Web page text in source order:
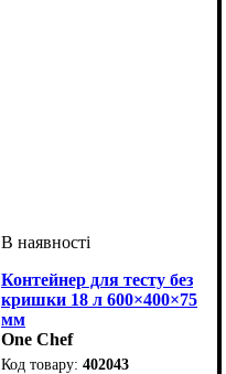
Контейнер для тесту без
кришки 18 л 600×400×75
мм
One Chef
402043